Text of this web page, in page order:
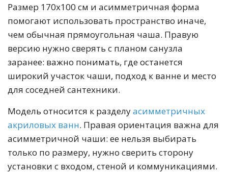
Размер 170х100 см и асимметричная форма
помогают использовать пространство иначе,
чем обычная прямоугольная чаша. Правую
версию нужно сверять с планом санузла
заранее: важно понимать, где останется
широкий участок чаши, подход к ванне и место
для соседней сантехники.
Модель относится к разделуасимметричных
акриловых ванн. Правая ориентация важна для
асимметричной чаши: ее нельзя выбирать
только по размеру, нужно сверить сторону
установки с входом, стеной и коммуникациями.